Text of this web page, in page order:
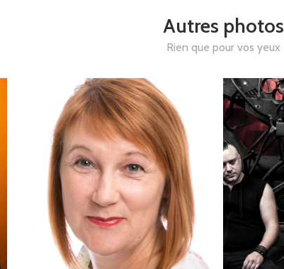
Autres photos
Rien que pour vos yeux